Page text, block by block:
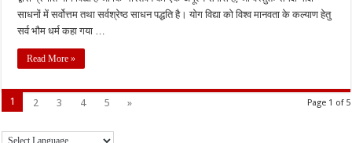
साधनों में सर्वोत्तम तथा सर्वश्रेष्ठ साधन पद्धति है। योग विद्या को विश्व मानवता के कल्याण हेतु
सर्व भौम धर्म कहा गया …
Read More »
Page 1 of 5
1 2 3 4 5 »